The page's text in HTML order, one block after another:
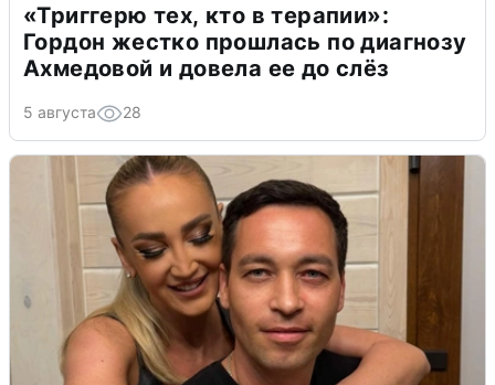
«Триггерю тех, кто в терапии»:
Гордон жестко прошлась по диагнозу
Ахмедовой и довела ее до слёз
5 августа 28